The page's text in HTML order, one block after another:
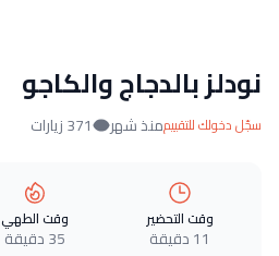
نودلز بالدجاج والكاجو
سجّل دخولك للتقييممنذ شهر 371 زيارات
وقت التحضير
11 دقيقة
وقت الطهي
35 دقيقة